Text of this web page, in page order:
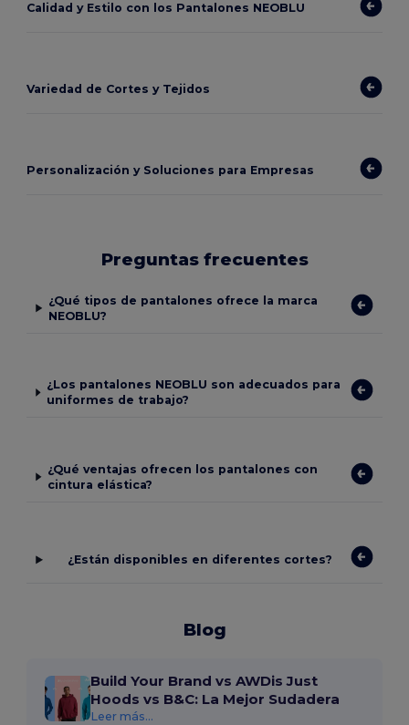
Calidad y Estilo con los Pantalones NEOBLU
Variedad de Cortes y Tejidos
Personalización y Soluciones para Empresas
Preguntas frecuentes
¿Qué tipos de pantalones ofrece la marca
NEOBLU?
¿Los pantalones NEOBLU son adecuados para
uniformes de trabajo?
¿Qué ventajas ofrecen los pantalones con
cintura elástica?
¿Están disponibles en diferentes cortes?
Blog
Build Your Brand vs AWDis Just
Hoods vs B&C: La Mejor Sudadera
Leer más...